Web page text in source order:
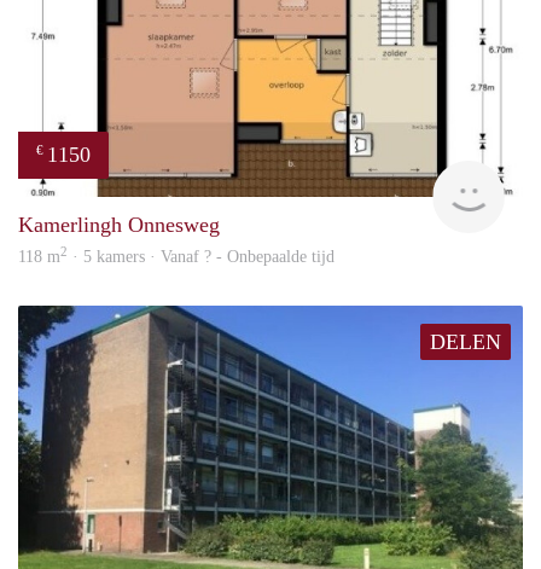
€ 1150
Kamerlingh Onnesweg
118 m2 · 5 kamers · Vanaf ? - Onbepaalde tijd
DELEN